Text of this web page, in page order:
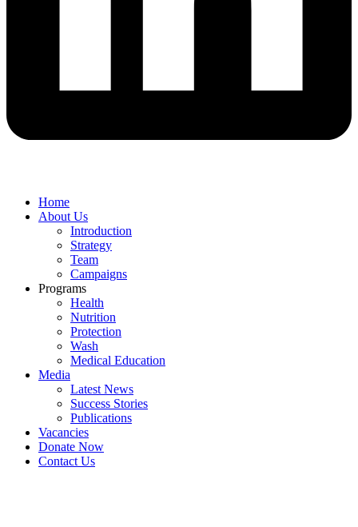
Home
About Us
Introduction
Strategy
Team
Campaigns
Programs
Health
Nutrition
Protection
Wash
Medical Education
Media
Latest News
Success Stories
Publications
Vacancies
Donate Now
Contact Us